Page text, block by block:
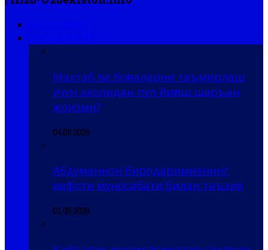
Мактаб ва боғчаларни таъмирлаш
учун аҳолидан пул йиғиш шаръан
жоизми?
04.08.2026
Абдуманнон биродаримизнинг
вафоти муносабати билан таъзия
01.08.2026